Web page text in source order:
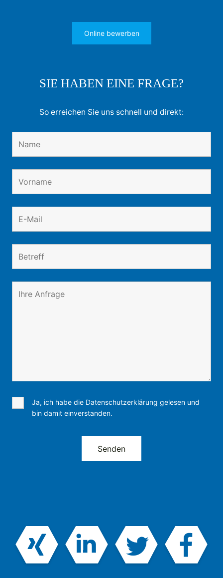
Online bewerben
SIE HABEN EINE FRAGE?
So erreichen Sie uns schnell und direkt:
Ja, ich habe die Datenschutzerklärung gelesen und
bin damit einverstanden.